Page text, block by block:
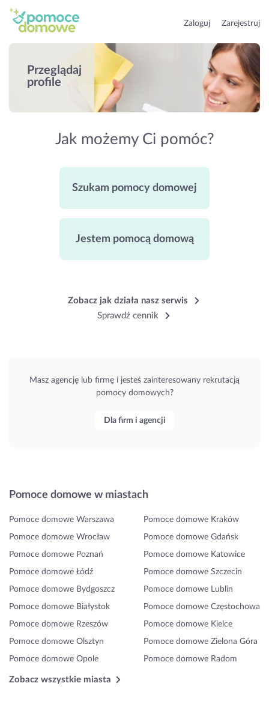
Zaloguj Zarejestruj
Przeglądaj
profile
Jak możemy Ci pomóc?
Szukam pomocy domowej
Jestem pomocą domową
Zobacz jak działa nasz serwis
Sprawdź cennik
Masz agencję lub firmę i jesteś zainteresowany rekrutacją
pomocy domowych?
Dla firm i agencji
Pomoce domowe w miastach
Pomoce domowe Warszawa Pomoce domowe Kraków
Pomoce domowe Wrocław Pomoce domowe Gdańsk
Pomoce domowe Poznań Pomoce domowe Katowice
Pomoce domowe Łódź Pomoce domowe Szczecin
Pomoce domowe Bydgoszcz Pomoce domowe Lublin
Pomoce domowe Białystok Pomoce domowe Częstochowa
Pomoce domowe Rzeszów Pomoce domowe Kielce
Pomoce domowe Olsztyn Pomoce domowe Zielona Góra
Pomoce domowe Opole Pomoce domowe Radom
Zobacz wszystkie miasta